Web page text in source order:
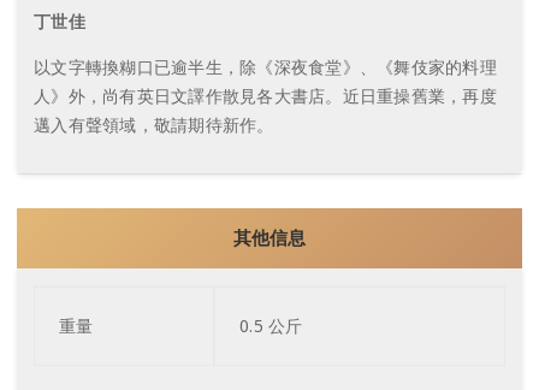
丁世佳
以文字轉換糊口已逾半生，除《深夜食堂》、《舞伎家的料理
人》外，尚有英日文譯作散見各大書店。近日重操舊業，再度
邁入有聲領域，敬請期待新作。
其他信息
重量 0.5 公斤